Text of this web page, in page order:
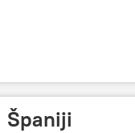
Španiji